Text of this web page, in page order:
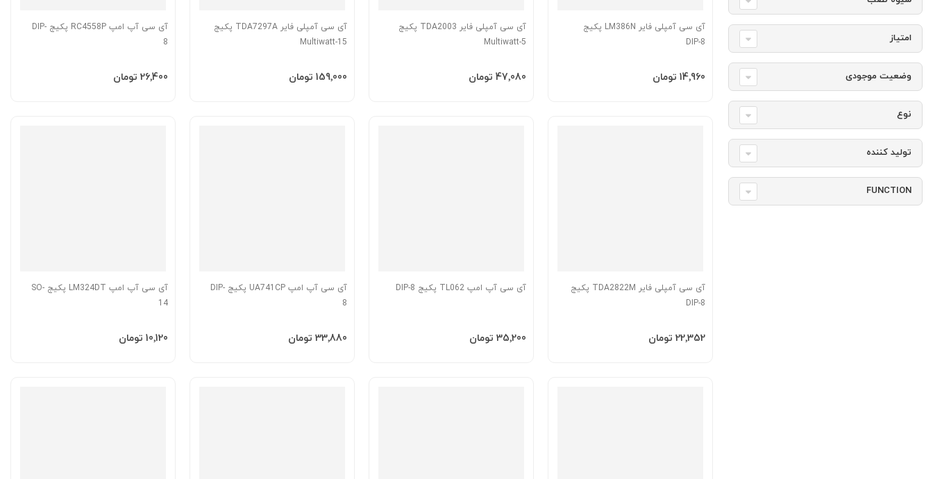
آی سی آمپلی فایر LM386N پکیج
DIP-8
‎14٬960 تومان
افزودن به سبد
آی سی آمپلی فایر TDA2003 پکیج
Multiwatt-5
‎47٬080 تومان
افزودن به سبد
آی سی آمپلی فایر TDA7297A پکیج
Multiwatt-15
‎159٬000 تومان
افزودن به سبد
آی سی آپ امپ RC4558P پکیج DIP-
8
‎26٬400 تومان
افزودن به سبد
آی سی آمپلی فایر TDA2822M پکیج
DIP-8
‎22٬352 تومان
افزودن به سبد
آی سی آپ امپ TL062 پکیج DIP-8
‎35٬200 تومان
افزودن به سبد
آی سی آپ امپ UA741CP پکیج DIP-
8
‎33٬880 تومان
افزودن به سبد
آی سی آپ امپ LM324DT پکیج SO-
14
‎10٬120 تومان
افزودن به سبد
امتیاز
وضعیت موجودی
نوع
تولید کننده
FUNCTION